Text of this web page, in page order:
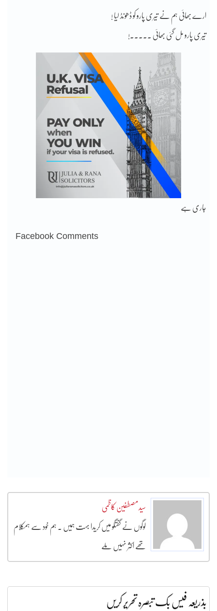
ارے بھائی ہم نے تیری پارو کو ڈھونڈ لیا !
تیری پارو مل گئی بھائی ۔۔۔۔۔!
جاری ہے
Facebook Comments
سیدمصطفین کاظمی
لوگوں نے گفتگو میں کریدا بہت ہمیں ۔ ہم خود سے ہمکلام
تھے اکثر نہیں ملے
بذریعہ فیس بک تبصرہ تحریر کریں